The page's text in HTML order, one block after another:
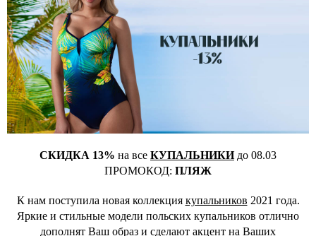
СКИДКА 13% на все КУПАЛЬНИКИдо 08.03
ПРОМОКОД: ПЛЯЖ
К нам поступила новая коллекция купальников 2021 года.
Яркие и стильные модели польских купальников отлично
дополнят Ваш образ и сделают акцент на Ваших